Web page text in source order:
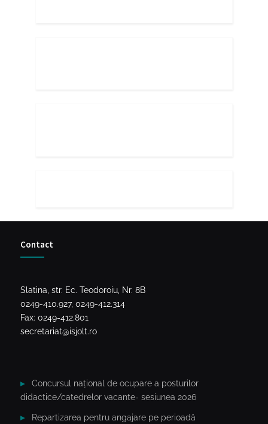
Contact
Slatina, str. Ec. Teodoroiu, Nr. 8B
0249-410.927, 0249-412.314
Fax: 0249-412.801
secretariat@isjolt.ro
Concursul național de ocupare a posturilor
didactice/catedrelor vacante- sesiunea 2026
Repartizarea pentru angajare pe perioadă